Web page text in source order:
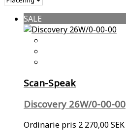
SALE
Scan-Speak
Discovery 26W/0-00-00
Ordinarie pris 2 270,00 SEK